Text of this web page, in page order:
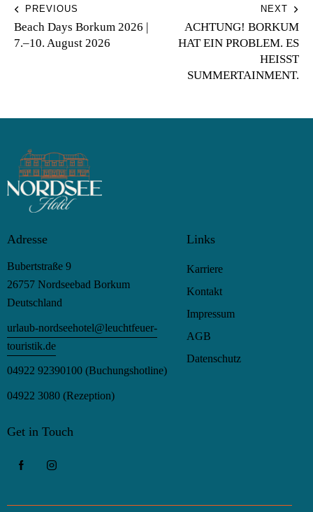
PREVIOUS
Beach Days Borkum 2026 |
7.–10. August 2026
NEXT
ACHTUNG! BORKUM
HAT EIN PROBLEM. ES
HEISST
SUMMERTAINMENT.
Adresse
Bubertstraße 9
26757 Nordseebad Borkum
Deutschland
urlaub-nordseehotel@leuchtfeuer-
touristik.de
04922 92390100 (Buchungshotline)
04922 3080 (Rezeption)
Links
Karriere
Kontakt
Impressum
AGB
Datenschutz
Get in Touch